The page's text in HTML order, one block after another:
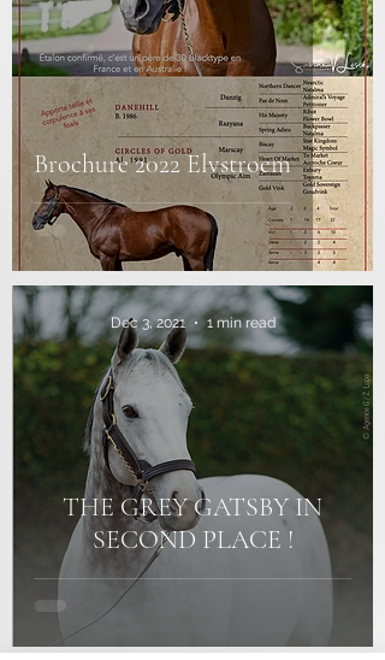
Brochure 2022 Elvstroem
THE GREY GATSBY IN
SECOND PLACE !
Dec 3, 2021 1 min read